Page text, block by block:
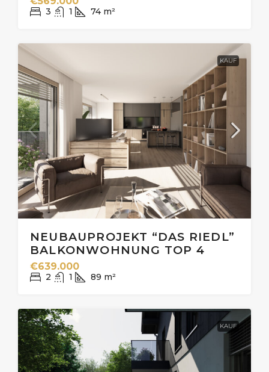
3 1 74 m²
KAUF
NEUBAUPROJEKT “DAS RIEDL”
BALKONWOHNUNG TOP 4
€639.000
2 1 89 m²
KAUF